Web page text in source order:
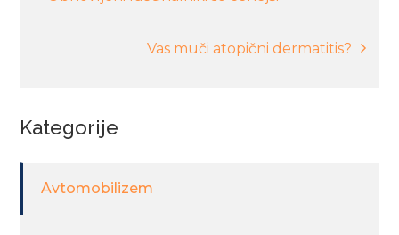
prispevkaVas muči atopični dermatitis?
Kategorije
Avtomobilizem